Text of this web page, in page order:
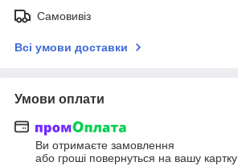
Самовивіз
Всі умови доставки
Умови оплати
Ви отримаєте замовлення
або гроші повернуться на вашу картку